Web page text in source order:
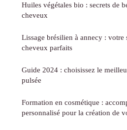
Huiles végétales bio : secrets de
cheveux
Lissage brésilien à annecy :
cheveux parfaits
Guide 2024 : choisissez le
pulsée
Formation en cosmétique :
personnalisé pour la création de